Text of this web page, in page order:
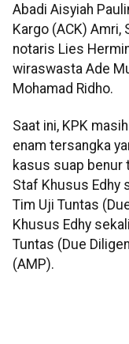
Abadi Aisyiah
Kargo (ACK)
notaris Lies
wiraswasta Ade
Mohamad Ridho.
Saat ini, KPK
enam tersangka
kasus suap benur
Staf Khusus Edhy
Tim Uji Tuntas
Khusus Edhy
Tuntas (Due
(AMP).